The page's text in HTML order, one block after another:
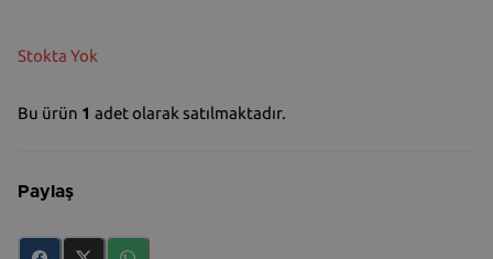
Stokta Yok
Bu ürün 1 adet olarak satılmaktadır.
Paylaş